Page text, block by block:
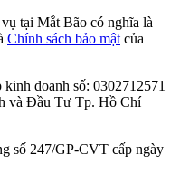
tại Mắt Bão có nghĩa là
Chính sách bảo mật của
doanh số: 0302712571
và Đầu Tư Tp. Hồ Chí
số 247/GP-CVT cấp ngày